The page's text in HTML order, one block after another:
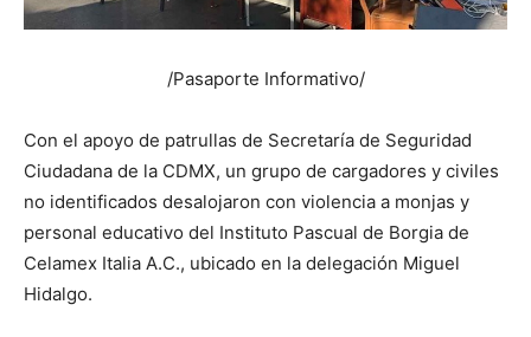
/Pasaporte Informativo/
Con el apoyo de patrullas de Secretaría de Seguridad
Ciudadana de la CDMX, un grupo de cargadores y civiles
no identificados desalojaron con violencia a monjas y
personal educativo del Instituto Pascual de Borgia de
Celamex Italia A.C., ubicado en la delegación Miguel
Hidalgo.